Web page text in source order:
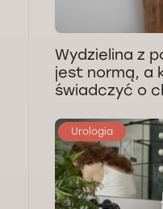
Wydzielina z
jest normą, a
świadczyć o
Urologia